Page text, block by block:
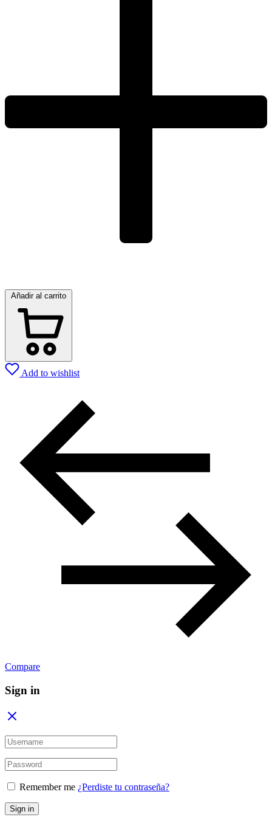
Añadir al carrito
Add to wishlist
Compare
Sign in
Remember me ¿Perdiste tu contraseña?
Sign in